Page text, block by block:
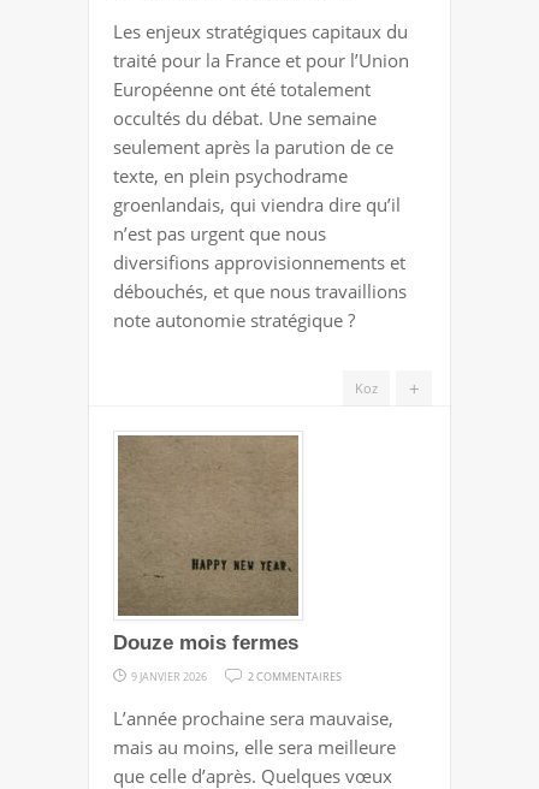
AU-
DELÀ
DES
HORMONES
Les enjeux stratégiques capitaux du
traité pour la France et pour l’Union
Européenne ont été totalement
occultés du débat. Une semaine
seulement après la parution de ce
texte, en plein psychodrame
groenlandais, qui viendra dire qu’il
n’est pas urgent que nous
diversifions approvisionnements et
débouchés, et que nous travaillions
note autonomie stratégique ?
+
Koz
Douze mois fermes
9 JANVIER 2026 2 COMMENTAIRES
MOIS
FERMES
L’année prochaine sera mauvaise,
mais au moins, elle sera meilleure
que celle d’après. Quelques vœux